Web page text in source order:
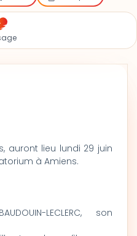
auront lieu lundi 29 juin
à Amiens.
LECLERC, son